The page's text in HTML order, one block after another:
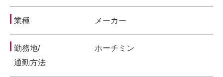
業種 メーカー
勤務地/
通勤方法
ホーチミン